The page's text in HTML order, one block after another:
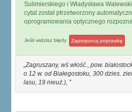
Sulimierskiego i Władysława
cytat został ptrzetworzony
oprogramowania optycznego
Jeśli widzisz błędy Zaproponuj poprawkę
Zagruszany, wś włość., pow.
o 12 w. od Białegostoku, 300 dzies.
lasu, 19 nieuż.),